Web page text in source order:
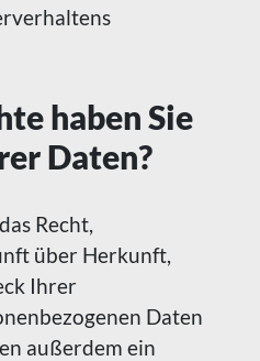
haben Sie
Daten?
Recht,
über Herkunft,
Ihrer
Daten
außerdem ein